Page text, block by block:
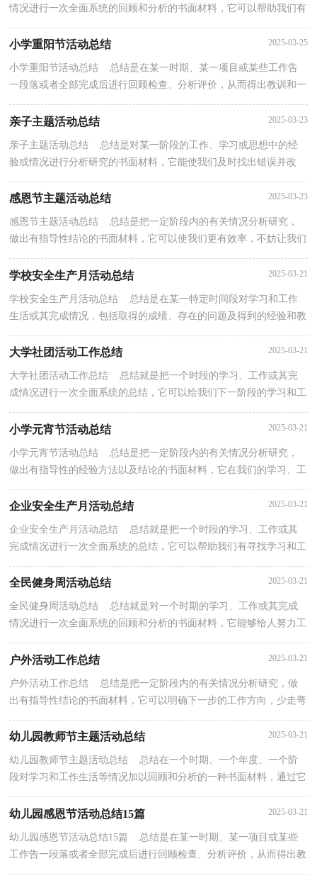
情况进行一次全面系统的回顾和分析的书面材料，它可以帮助我们有
小学重阳节活动总结 2025-03-25
小学重阳节活动总结 总结是在某一时期、某一项目或某些工作告
一段落或者全部完成后进行回顾检查、分析评价，从而得出教训和一
些规律性认识的一种书面材料，通过它可以全面地...
亲子主题活动总结 2025-03-23
亲子主题活动总结 总结是对某一阶段的工作、学习或思想中的经
验或情况进行分析研究的书面材料，它能使我们及时找出错误并改
感恩节主题活动总结 2025-03-23
感恩节主题活动总结 总结是把一定阶段内的有关情况分析研究，
做出有指导性结论的书面材料，它可以使我们更有效率，不妨让我们
认真地完成总结吧。总结你想好怎么写了吗？以下是小...
学校安全生产月活动总结 2025-03-21
学校安全生产月活动总结 总结是在某一特定时间段对学习和工作
生活或其完成情况，包括取得的成绩、存在的问题及得到的经验和教
大学社团活动工作总结 2025-03-21
大学社团活动工作总结 总结就是把一个时段的学习、工作或其完
成情况进行一次全面系统的总结，它可以给我们下一阶段的学习和工
作生活做指导，因此我们要做好归纳，写好总结。你...
小学元宵节活动总结 2025-03-21
小学元宵节活动总结 总结是把一定阶段内的有关情况分析研究，
做出有指导性的经验方法以及结论的书面材料，它在我们的学习、工
企业安全生产月活动总结 2025-03-21
企业安全生产月活动总结 总结就是把一个时段的学习、工作或其
完成情况进行一次全面系统的总结，它可以帮助我们有寻找学习和工
全民健身周活动总结 2025-03-21
全民健身周活动总结 总结就是对一个时期的学习、工作或其完成
情况进行一次全面系统的回顾和分析的书面材料，它能够给人努力工
作的动力，不如静下心来好好写写总结吧。你所见...
户外活动工作总结 2025-03-21
户外活动工作总结 总结是把一定阶段内的有关情况分析研究，做
出有指导性结论的书面材料，它可以明确下一步的工作方向，少走弯
幼儿园教师节主题活动总结 2025-03-21
幼儿园教师节主题活动总结 总结在一个时期、一个年度、一个阶
段对学习和工作生活等情况加以回顾和分析的一种书面材料，通过它
可以全面地、系统地了解以往的学习和工作情况...
幼儿园感恩节活动总结15篇 2025-03-21
幼儿园感恩节活动总结15篇 总结是在某一时期、某一项目或某些
工作告一段落或者全部完成后进行回顾检查、分析评价，从而得出教